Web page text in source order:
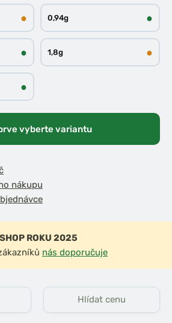
● 0,94g ●
● 1,8g ●
●
vyberte variantu
nákupu
ROKU 2025
nás doporučuje
Hlídat cenu